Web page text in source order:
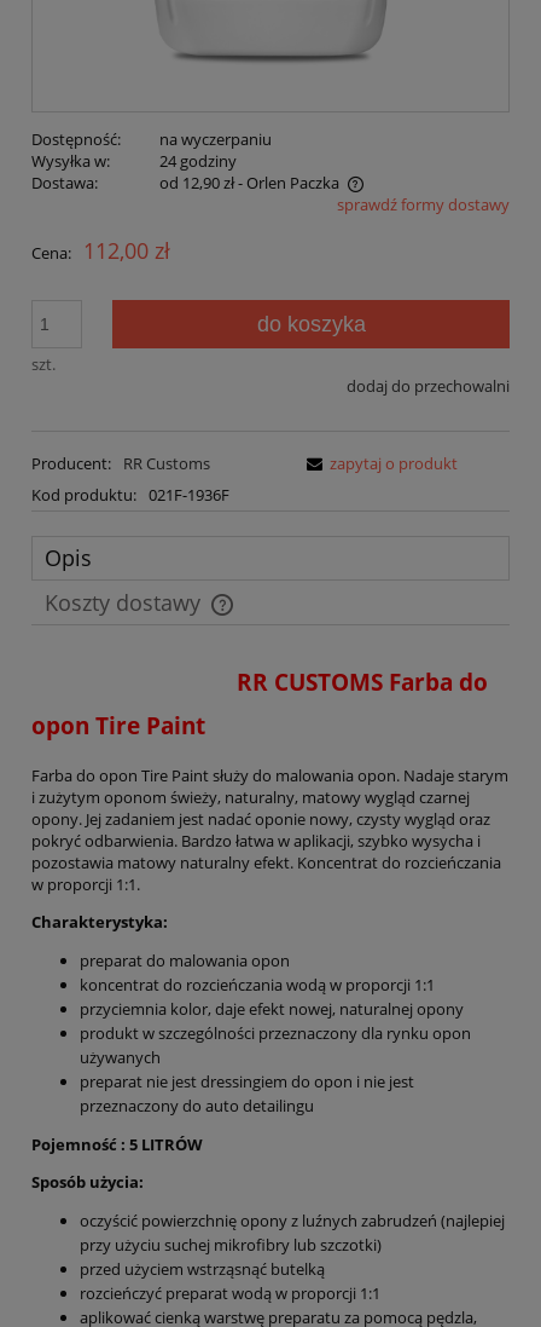
Dostępność:
na wyczerpaniu
Wysyłka w:
24 godziny
Dostawa:
od 12,90 zł- Orlen Paczka
Cena nie zawiera ewentualnych kosztów płatnościsprawdź formy dostawy
Cena: 112,00 zł
szt.
do koszyka
dodaj do przechowalni
Producent:
RR Customs
Kod produktu: 021F-1936F
zapytaj o produkt
Opis
Koszty dostawy
Cena nie zawiera ewentualnych kosztów płatności
RR CUSTOMS Farba do
opon Tire Paint
Farba do opon Tire Paint służy do malowania opon. Nadaje starym
i zużytym oponom świeży, naturalny, matowy wygląd czarnej
opony. Jej zadaniem jest nadać oponie nowy, czysty wygląd oraz
pokryć odbarwienia. Bardzo łatwa w aplikacji, szybko wysycha i
pozostawia matowy naturalny efekt. Koncentrat do rozcieńczania
w proporcji 1:1.
Charakterystyka:
preparat do malowania opon
koncentrat do rozcieńczania wodą w proporcji 1:1
przyciemnia kolor, daje efekt nowej, naturalnej opony
produkt w szczególności przeznaczony dla rynku opon
używanych
preparat nie jest dressingiem do opon i nie jest
przeznaczony do auto detailingu
Pojemność : 5 LITRÓW
Sposób użycia:
oczyścić powierzchnię opony z luźnych zabrudzeń (najlepiej
przy użyciu suchej mikrofibry lub szczotki)
przed użyciem wstrząsnąć butelką
rozcieńczyć preparat wodą w proporcji 1:1
aplikować cienką warstwę preparatu za pomocą pędzla,